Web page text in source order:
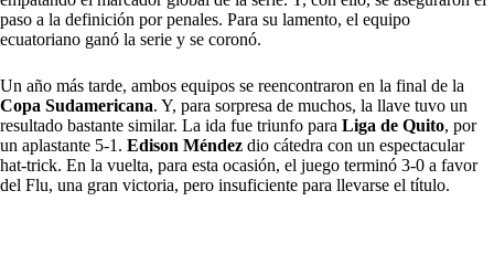
paso a la definición por penales. Para su lamento, el equipo
ecuatoriano ganó la serie y se coronó.
Un año más tarde, ambos equipos se reencontraron en la final de la
Copa Sudamericana. Y, para sorpresa de muchos, la llave tuvo un
resultado bastante similar. La ida fue triunfo para Liga de Quito, por
un aplastante 5-1. Edison Méndez dio cátedra con un espectacular
hat-trick. En la vuelta, para esta ocasión, el juego terminó 3-0 a favor
del Flu, una gran victoria, pero insuficiente para llevarse el título.